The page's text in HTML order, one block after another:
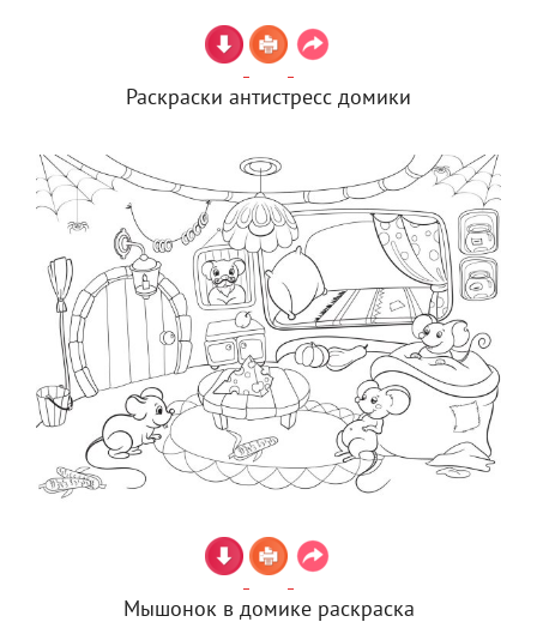
Раскраски антистресс домики
Мышонок в домике раскраска